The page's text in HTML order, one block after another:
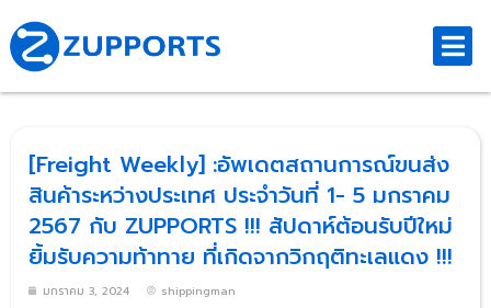
[Freight Weekly] :อัพเดตสถานการณ์ขนส่ง
สินค้าระหว่างประเทศ ประจำวันที่ 1- 5 มกราคม
2567 กับ ZUPPORTS !!! สัปดาห์ต้อนรับปีใหม่
ยิ้มรับความท้าทาย ที่เกิดจากวิกฤติทะเลแดง !!!
มกราคม 3, 2024 shippingman